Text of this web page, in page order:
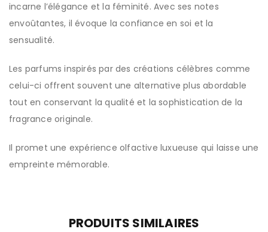
incarne l’élégance et la féminité. Avec ses notes
envoûtantes, il évoque la confiance en soi et la
sensualité.
Les parfums inspirés par des créations célèbres comme
celui-ci offrent souvent une alternative plus abordable
tout en conservant la qualité et la sophistication de la
fragrance originale.
Il promet une expérience olfactive luxueuse qui laisse une
empreinte mémorable.
PRODUITS SIMILAIRES